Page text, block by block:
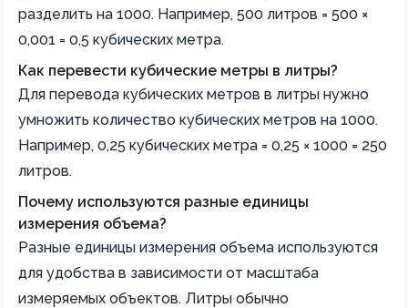
разделить на 1000. Например, 500 литров = 500 ×
0,001 = 0,5 кубических метра.
Как перевести кубические метры в литры?
Для перевода кубических метров в литры нужно
умножить количество кубических метров на 1000.
Например, 0,25 кубических метра = 0,25 × 1000 = 250
литров.
Почему используются разные единицы
измерения объема?
Разные единицы измерения объема используются
для удобства в зависимости от масштаба
измеряемых объектов. Литры обычно